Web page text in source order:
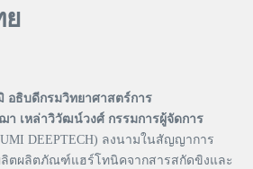
ย
อธิบดีกรมวิทยาศาสตร์การ
า เหล่าวิวัฒน์วงศ์ กรรมการผู้จัดการ
DEEPTECH) ลงนามในสัญญาการ
ลิตผลิตภัณฑ์แฮร์โทนิคจากสารสกัดขิงและ